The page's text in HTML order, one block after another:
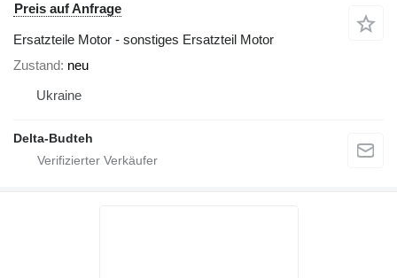
Preis auf Anfrage
Ersatzteile Motor - sonstiges Ersatzteil Motor
Zustand
neu
Ukraine
Delta-Budteh